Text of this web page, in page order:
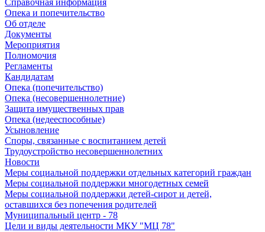
Справочная информация
Опека и попечительство
Об отделе
Документы
Мероприятия
Полномочия
Регламенты
Кандидатам
Опека (попечительство)
Опека (несовершеннолетние)
Защита имущественных прав
Опека (недееспособные)
Усыновление
Споры, связанные с воспитанием детей
Трудоустройство несовершеннолетних
Новости
Меры социальной поддержки отдельных категорий граждан
Меры социальной поддержки многодетных семей
Меры социальной поддержки детей-сирот и детей,
оставшихся без попечения родителей
Муниципальный центр - 78
Цели и виды деятельности МКУ "МЦ 78"